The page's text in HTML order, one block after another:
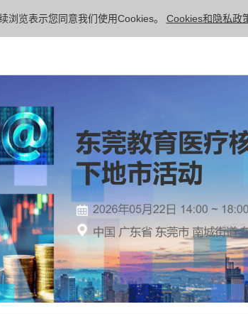
浏览表示您同意我们使用Cookies。 Cookies和隐私政